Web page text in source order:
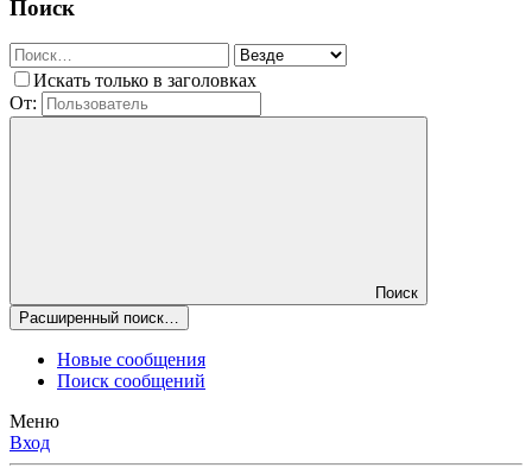
Поиск
Искать только в заголовках
От:
Поиск
Расширенный поиск…
Новые сообщения
Поиск сообщений
Меню
Вход